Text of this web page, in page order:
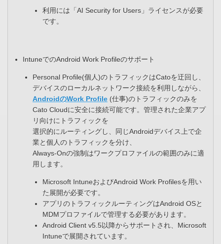
利用には「AI Security for Users」ライセンスが必要
です。
IntuneでのAndroid Work Profileのサポート
Personal Profile(個人)のトラフィックはCatoを迂回し、
デバイスのローカルネットワーク接続を利用しながら、
AndroidのWork Profile (仕事)のトラフィックのみを
Cato Cloudに安全に接続可能です。管理された企業アプ
リ向けにトラフィックを​
選択的にルーティングし、同じAndroidデバイス上で企
業と個人のトラフィックを分け、​
Always-Onの強制はワークプロファイルの範囲のみに適
用します。​
Microsoft IntuneおよびAndroid Work Profilesを用い
た展開が必要です。​
アプリのトラフィックルーティングはAndroid OSと
MDMプロファイルで管理する必要があります。​
Android Client v5.5以降からサポートされ、Microsoft
Intuneで展開されています。